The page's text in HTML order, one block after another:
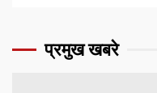
प्रमुख खबरे